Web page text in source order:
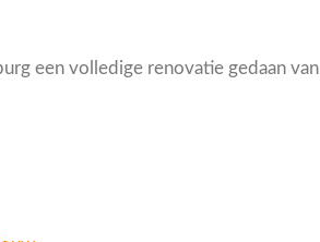
een volledige renovatie gedaan